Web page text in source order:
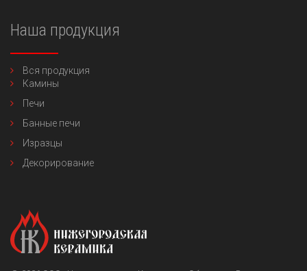
Наша продукция
Вся продукция
Камины
Печи
Банные печи
Изразцы
Декорирование